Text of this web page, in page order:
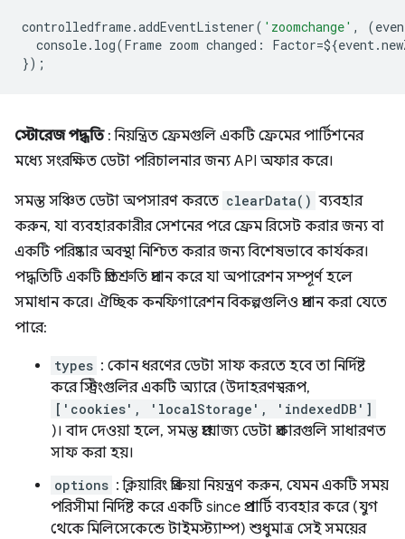
controlledframe.addEventListener( 'zoomchange' , (
console. log(Frame zoom changed : Factor=${event.
});
স্টোরেজ পদ্ধতি: নিয়ন্ত্রিত ফ্রেমগুলি একটি ফ্রেমের পার্টিশনের
মধ্যে সংরক্ষিত ডেটা পরিচালনার জন্য API অফার করে।
সমস্ত সঞ্চিত ডেটা অপসারণ করতে clearData() ব্যবহার
করুন, যা ব্যবহারকারীর সেশনের পরে ফ্রেম রিসেট করার জন্য বা
একটি পরিষ্কার অবস্থা নিশ্চিত করার জন্য বিশেষভাবে কার্যকর।
পদ্ধতিটি একটি প্রতিশ্রুতি প্রদান করে যা অপারেশন সম্পূর্ণ হলে
সমাধান করে। ঐচ্ছিক কনফিগারেশন বিকল্পগুলিও প্রদান করা যেতে
পারে:
types : কোন ধরণের ডেটা সাফ করতে হবে তা নির্দিষ্ট
করে স্ট্রিংগুলির একটি অ্যারে (উদাহরণস্বরূপ,
['cookies', 'localStorage', 'indexedDB']
)। বাদ দেওয়া হলে, সমস্ত প্রযোজ্য ডেটা প্রকারগুলি সাধারণত
সাফ করা হয়।
options : ক্লিয়ারিং প্রক্রিয়া নিয়ন্ত্রণ করুন, যেমন একটি সময়
পরিসীমা নির্দিষ্ট করে একটি since প্রপার্টি ব্যবহার করে (যুগ
থেকে মিলিসেকেন্ডে টাইমস্ট্যাম্প) শুধুমাত্র সেই সময়ের